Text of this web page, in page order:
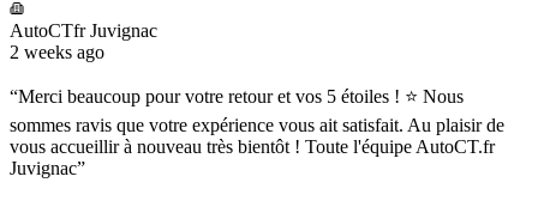
AutoCTfr Juvignac
2 weeks ago
“Merci beaucoup pour votre retour et vos 5 étoiles ! ⭐ Nous
sommes ravis que votre expérience vous ait satisfait. Au plaisir de
vous accueillir à nouveau très bientôt ! Toute l'équipe AutoCT.fr
Juvignac”